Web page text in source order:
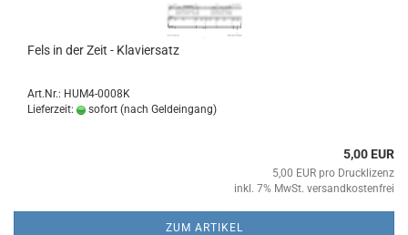
Fels in der Zeit - Kla­vier­satz
Art.Nr.: HUM4-0008K
Lieferzeit:
sofort (nach Geldeingang)
5,00 EUR
5,00 EUR pro Drucklizenz
inkl. 7% MwSt. versandkostenfrei
ZUM ARTIKEL